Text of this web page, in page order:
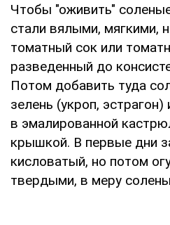
Чтобы "оживить"
стали вялыми, мягкими,
томатный сок или
разведенный до
Потом добавить туда
зелень (укроп,
в эмалированной
крышкой. В первые дни
кисловатый, но потом
твердыми, в меру